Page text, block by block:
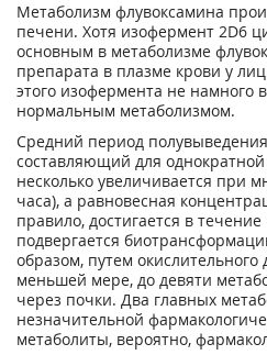
Метаболизм флувоксамина
печени. Хотя изофермент 2D6
основным в метаболизме
препарата в плазме крови у
этого изофермента не намного
нормальным метаболизмом.
Средний период
составляющий для
несколько увеличивается при
часа), а равновесная
правило, достигается в
подвергается
образом, путем
меньшей мере, до девяти
через почки. Два главных
незначительной
метаболиты, вероятно,